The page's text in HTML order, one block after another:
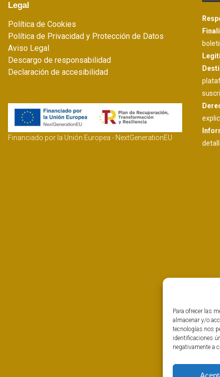
Para ofrecer las
almacenar y/o
tecnologías nos
identificaciones
negativamente a
Legal
Política de Cookies
Política de Privacidad y Protección de Datos
Aviso Legal
Descargo de responsabilidad
Declaración de accesibilidad
Financiado por la Unión Europea - NextGenerationEU